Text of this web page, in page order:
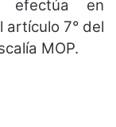
efectúa en
artículo 7° del
MOP.